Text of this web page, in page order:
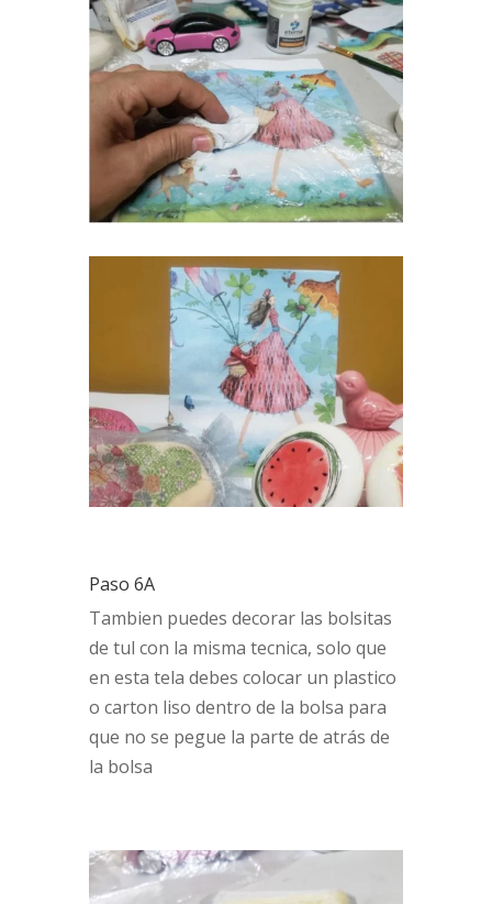
Paso 6A
Tambien puedes decorar las bolsitas
de tul con la misma tecnica, solo que
en esta tela debes colocar un plastico
o carton liso dentro de la bolsa para
que no se pegue la parte de atrás de
la bolsa